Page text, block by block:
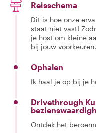
Reisschema
Dit is hoe onze
staat niet vast!
je host om kleine
bij jouw voorkeuren.
Ophalen
Ik haal je op bij je
Drivethrough
Ontdek het